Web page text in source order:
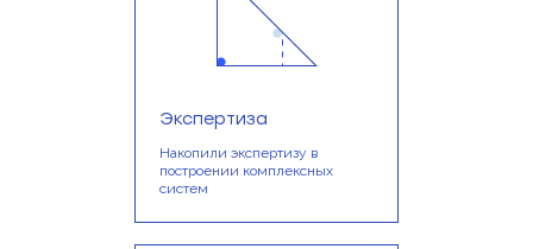
Экспертиза
Накопили экспертизу в
построении комплексных
систем